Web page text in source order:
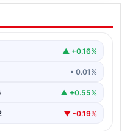
12
▲ +0.16%
• 0.01%
▲ +0.55%
▼ -0.19%